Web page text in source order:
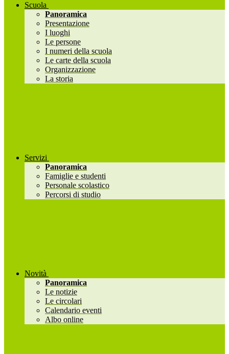
Scuola
Panoramica
Presentazione
I luoghi
Le persone
I numeri della scuola
Le carte della scuola
Organizzazione
La storia
Servizi
Panoramica
Famiglie e studenti
Personale scolastico
Percorsi di studio
Novità
Panoramica
Le notizie
Le circolari
Calendario eventi
Albo online